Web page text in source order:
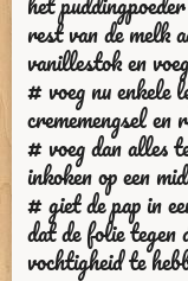
rest van de melk
vanillestok en
# voeg nu enkele
crememengsel en
# voeg dan alles
inkoken op een
# giet de pap in
dat de folie tegen
vochtigheid te